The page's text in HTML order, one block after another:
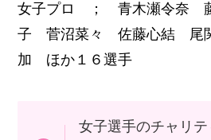
女子プロ ； 青木瀬令奈
子 菅沼菜々 佐藤心結 尾
加 ほか１６選手
女子選手のチャリテ